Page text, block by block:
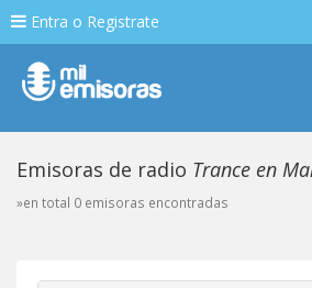
Entra o Registrate
Emisoras de radio Trance en
»en total 0 emisoras encontradas